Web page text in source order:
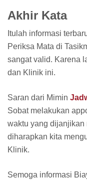
Akhir Kata
Itulah informasi
Periksa Mata di
sangat valid. Karena
dan Klinik ini.
Saran dari Mimin
Sobat melakukan
waktu yang dijanjikan
diharapkan kita
Klinik.
Semoga informasi